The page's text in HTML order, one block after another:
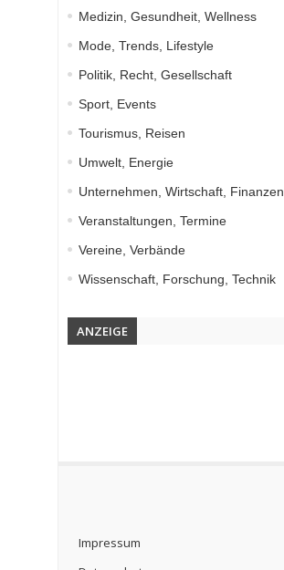
Medizin, Gesundheit, Wellness
Mode, Trends, Lifestyle
Politik, Recht, Gesellschaft
Sport, Events
Tourismus, Reisen
Umwelt, Energie
Unternehmen, Wirtschaft, Finanzen
Veranstaltungen, Termine
Vereine, Verbände
Wissenschaft, Forschung, Technik
ANZEIGE
Impressum